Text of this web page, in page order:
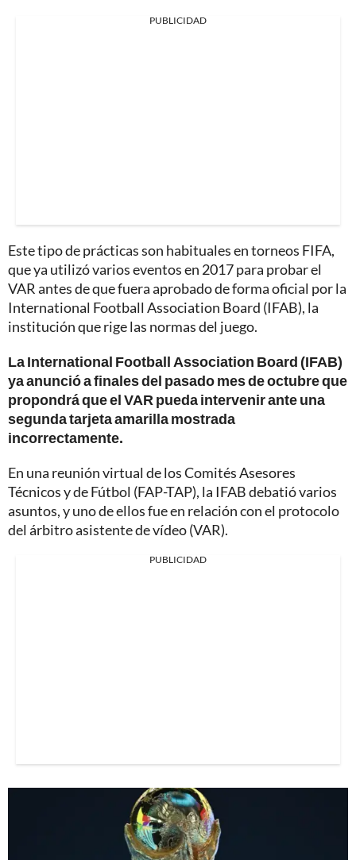
PUBLICIDAD
Este tipo de prácticas son habituales en torneos FIFA,
que ya utilizó varios eventos en 2017 para probar el
VAR antes de que fuera aprobado de forma oficial por la
International Football Association Board (IFAB), la
institución que rige las normas del juego.
La International Football Association Board (IFAB)
ya anunció a finales del pasado mes de octubre que
propondrá que el VAR pueda intervenir ante una
segunda tarjeta amarilla mostrada
incorrectamente.
En una reunión virtual de los Comités Asesores
Técnicos y de Fútbol (FAP-TAP), la IFAB debatió varios
asuntos, y uno de ellos fue en relación con el protocolo
del árbitro asistente de vídeo (VAR).
PUBLICIDAD